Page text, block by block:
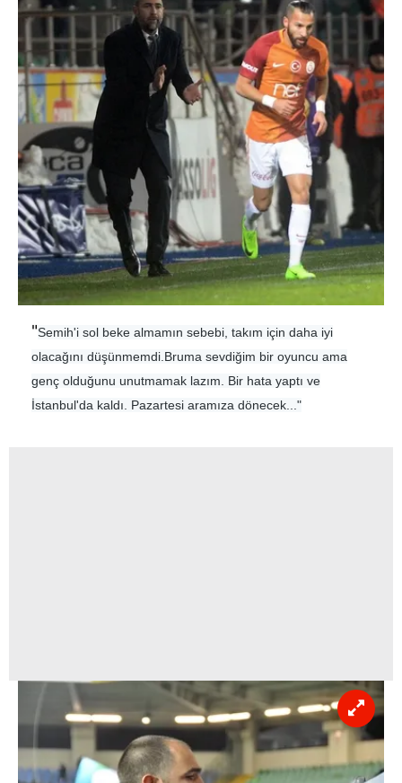
"Semih'i sol beke almamın sebebi, takım için daha iyi
olacağını düşünmemdi.Bruma sevdiğim bir oyuncu ama
genç olduğunu unutmamak lazım. Bir hata yaptı ve
İstanbul'da kaldı. Pazartesi aramıza dönecek..."